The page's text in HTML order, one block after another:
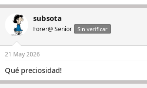
subsota
Forer@ Senior Sin verificar
21 May 2026
Qué preciosidad!